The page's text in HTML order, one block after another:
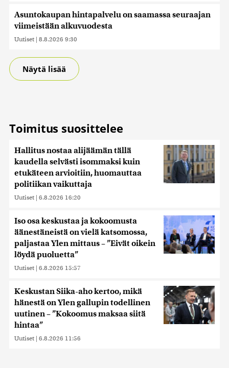
Asuntokaupan hintapalvelu on saamassa seuraajan
viimeistään alkuvuodesta
Uutiset | 8.8.2026 9:30
Näytä lisää
Toimitus suosittelee
Hallitus nostaa alijäämän tällä
kaudella selvästi isommaksi kuin
etukäteen arvioitiin, huomauttaa
politiikan vaikuttaja
Uutiset | 6.8.2026 16:20
Iso osa keskustaa ja kokoomusta
äänestäneistä on vielä katsomossa,
paljastaa Ylen mittaus – ”Eivät oikein
löydä puoluetta”
Uutiset | 6.8.2026 15:57
Keskustan Siika-aho kertoo, mikä
hänestä on Ylen gallupin todellinen
uutinen – ”Kokoomus maksaa siitä
hintaa”
Uutiset | 6.8.2026 11:56